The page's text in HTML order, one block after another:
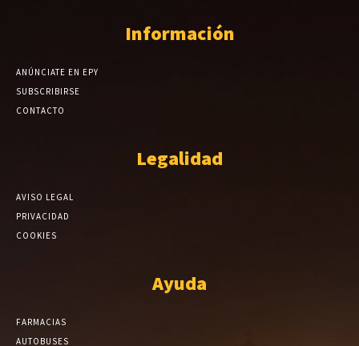
Información
ANÚNCIATE EN EPY
SUBSCRIBIRSE
CONTACTO
Legalidad
AVISO LEGAL
PRIVACIDAD
COOKIES
Ayuda
FARMACIAS
AUTOBUSES